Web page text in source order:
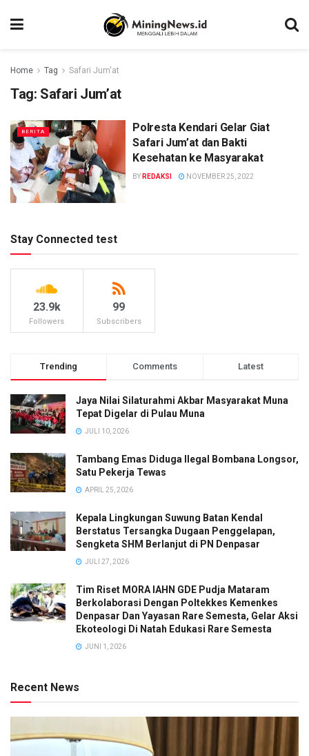
Home Tag Safari Jum'at
Tag: Safari Jum’at
BERITA
Polresta Kendari Gelar Giat
Safari Jum’at dan Bakti
Kesehatan ke Masyarakat
BY REDAKSI NOVEMBER 25, 2022
Stay Connected test
23.9k
Followers
99
Subscribers
Trending Comments Latest
Jaya Nilai Silaturahmi Akbar Masyarakat Muna
Tepat Digelar di Pulau Muna
JULI 10, 2026
Tambang Emas Diduga Ilegal Bombana Longsor,
Satu Pekerja Tewas
APRIL 25, 2026
Kepala Lingkungan Suwung Batan Kendal
Berstatus Tersangka Dugaan Penggelapan,
Sengketa SHM Berlanjut di PN Denpasar
JULI 27, 2026
Tim Riset MORA IAHN GDE Pudja Mataram
Berkolaborasi Dengan Poltekkes Kemenkes
Denpasar Dan Yayasan Rare Semesta, Gelar Aksi
Ekoteologi Di Natah Edukasi Rare Semesta
JUNI 1, 2026
Recent News